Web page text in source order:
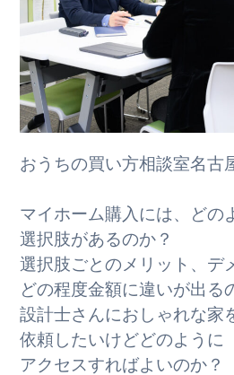
おうちの買い方相談室名古
マイホーム購入には、どの
選択肢があるのか？
選択肢ごとのメリット、デ
どの程度金額に違いが出る
設計士さんにおしゃれな家
依頼したいけどどのように
アクセスすればよいのか？